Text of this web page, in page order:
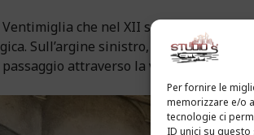
Per fornire le
memorizzare e/o
tecnologie ci
ID unici su
che nel XII secolo fecero
Sull’argine sinistro, in posizione
attraverso la valle.